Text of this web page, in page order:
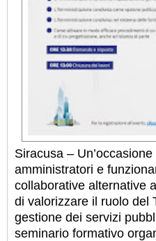
Siracusa –
amministratori e
collaborative alternative
di valorizzare il ruolo del
gestione dei servizi
seminario formativo